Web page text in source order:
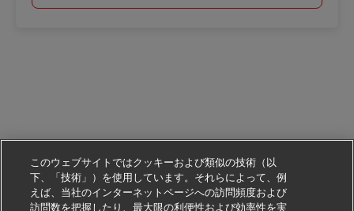
このウェブサイトではクッキーおよび類似の技術（以
下、「技術」）を使用しています。それらによって、例
えば、当社のインターネットページへの訪問頻度および
訪問数を把握したり、最大限の利便性および効率性を実